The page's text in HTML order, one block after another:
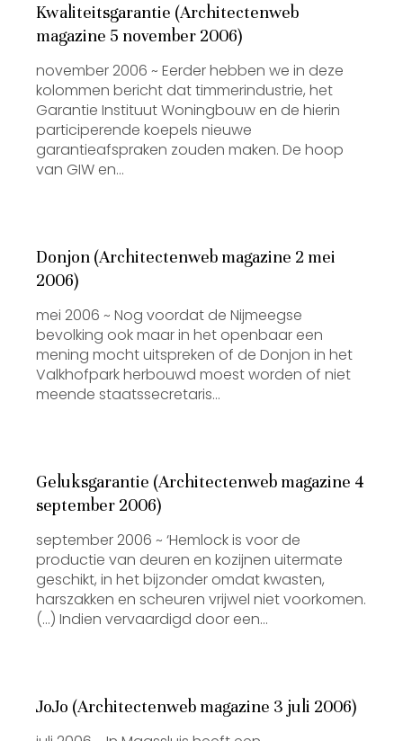
Kwaliteitsgarantie (Architectenweb
magazine 5 november 2006)
november 2006 ~ Eerder hebben we in deze
kolommen bericht dat timmerindustrie, het
Garantie Instituut Woningbouw en de hierin
participerende koepels nieuwe
garantieafspraken zouden maken. De hoop
van GIW en…
Donjon (Architectenweb magazine 2 mei
2006)
mei 2006 ~ Nog voordat de Nijmeegse
bevolking ook maar in het openbaar een
mening mocht uitspreken of de Donjon in het
Valkhofpark herbouwd moest worden of niet
meende staatssecretaris…
Geluksgarantie (Architectenweb magazine 4
september 2006)
september 2006 ~ ‘Hemlock is voor de
productie van deuren en kozijnen uitermate
geschikt, in het bijzonder omdat kwasten,
harszakken en scheuren vrijwel niet voorkomen.
(…) Indien vervaardigd door een…
JoJo (Architectenweb magazine 3 juli 2006)